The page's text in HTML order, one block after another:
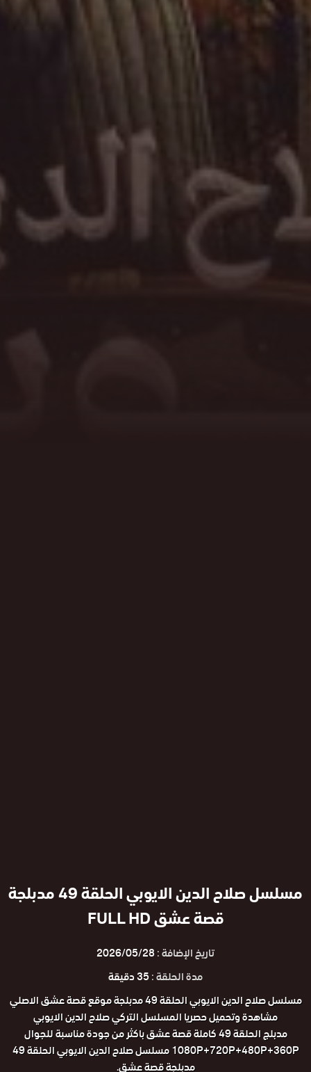
مسلسل صلاح الدين الايوبي الحلقة 49 مدبلجة
قصة عشق FULL HD
تاريخ الإضافة :2026/05/28
مدة الحلقة :35 دقيقة
مسلسل صلاح الدين الايوبي الحلقة 49 مدبلجة موقع قصة عشق الاصلي
مشاهدة وتحميل حصريا المسلسل التركي صلاح الدين الايوبي
مدبلج الحلقة 49 كاملة قصة عشق باكثر من جودة مناسبة للجوال
1080P+720P+480P+360P مسلسل صلاح الدين الايوبي الحلقة 49
مدبلجة قصة عشق.